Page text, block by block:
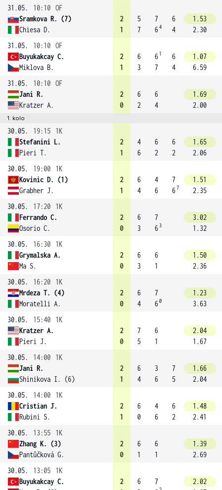
31.05.
10:10 OF
Sramkova R. (7)
Chiesa D.
2
1
5
7
7
64
6
4
1.53
2.30
31.05.
10:10 OF
Buyukakcay C.
Miklova B.
2
1
6
3
6 1
7
6
4
1.07
6.59
31.05.
10:10 OF
Jani R.
Kratzer A.
2
0
6
2
6
4
1.69
2.00
1. kolo
30.05. 19:15
1K
Stefanini L.
Pieri T.
2
1
4
6
6
2
6
2
1.65
2.06
30.05.
19:00
1K
Kovinic D. (1)
Grabher J.
2
1
6
4
4
6
7
67
1.51
2.35
30.05.
17:20
1K
Ferrando C.
Osorio C.
2
0
6
3
7
6 3
3.02
1.32
30.05.
16:30
1K
Grymalska A.
Ma S.
2
0
6
3
6
1
1.50
2.36
30.05.
16:20
1K
Mrdeza T. (4)
Moratelli A.
2
0
6
4
7
60
1.23
3.63
30.05.
15:40
1K
Kratzer A.
Pieri J.
2
0
7
5
6
1
2.04
1.67
30.05.
14:00
1K
Jani R.
Shinikova I. (6)
2
1
6
4
3
6
7
5
1.66
2.04
30.05.
14:00
1K
Cristian J.
Rubini S.
2
1
6
0
4
6
6
2
1.48
2.41
30.05.
13:55
1K
Zhang K. (3)
Pantůčková G.
2
0
6
1
6
1
1.39
2.69
30.05.
13:05
1K
Buyukakcay C.
2
6
7
2.02